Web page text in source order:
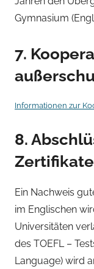
Gymnasium
7.
Informationen zur
8.
Zertifikate
Ein Nachweis
im Englischen
Universitäten
des TOEFL –
Language) wird